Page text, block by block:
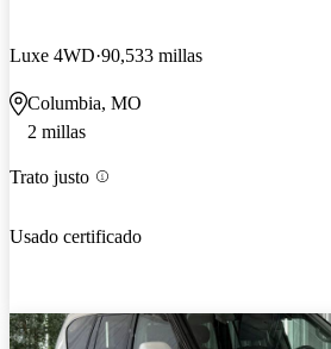
Luxe 4WD 90,533 millas
Columbia, MO
2 millas
Trato justo
Usado certificado